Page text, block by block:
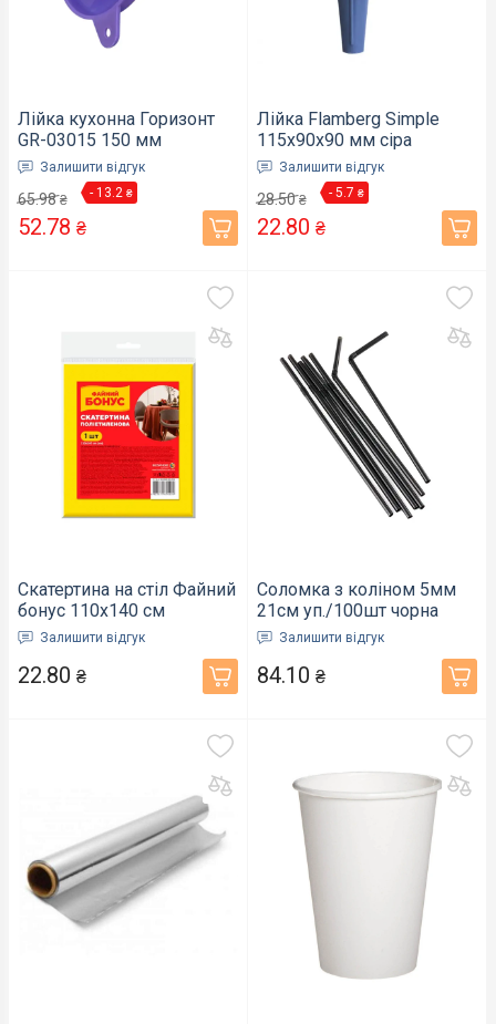
Лійка кухонна Горизонт
GR-03015 150 мм
(гор-03015)
Залишити відгук
65.98 ₴ - 13.2 ₴
52.78 ₴
Лійка Flamberg Simple
115х90х90 мм сіра
(51628137)
Залишити відгук
28.50 ₴ - 5.7 ₴
22.80 ₴
Скатертина на стіл Файний
бонус 110х140 см
(614404)
Залишити відгук
22.80 ₴
Соломка з коліном 5мм
21см уп./100шт чорна
(58592)
Залишити відгук
84.10 ₴